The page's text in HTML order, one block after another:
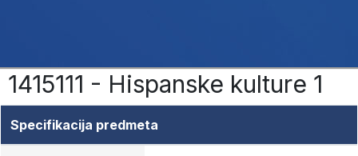
1415111 - Hispanske kulture 1
Specifikacija predmeta